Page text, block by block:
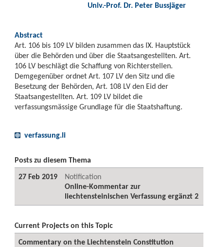
Univ.-Prof. Dr. Peter Bussjäger
Abstract
Art. 106 bis 109 LV bilden zusammen das IX. Hauptstück
über die Behörden und über die Staatsangestellten. Art.
106 LV beschlägt die Schaffung von Richterstellen.
Demgegenüber ordnet Art. 107 LV den Sitz und die
Besetzung der Behörden, Art. 108 LV den Eid der
Staatsangestellten. Art. 109 LV bildet die
verfassungsmässige Grundlage für die Staatshaftung.
verfassung.li
Posts zu diesem Thema
27 Feb 2019
Notification
Online-Kommentar zur
liechtensteinischen Verfassung ergänzt 2
Current Projects on this Topic
Commentary on the Liechtenstein Constitution